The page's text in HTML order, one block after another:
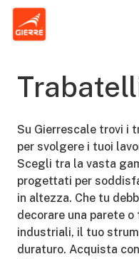
Su Gierrescale trovi i
per svolgere i tuoi
Scegli tra la vasta
progettati per
in altezza. Che tu
decorare una parete
industriali, il tuo
duraturo. Acquista